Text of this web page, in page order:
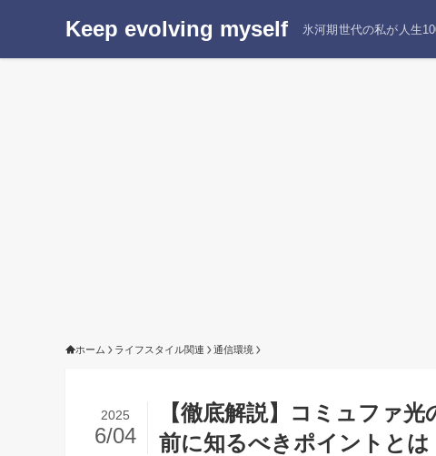
Keep evolving myself 氷河期世代の私が人生
ホーム ライフスタイル関連 通信環境
【徹底解説】コミュファ
前に知るべきポイントとは
2025
6/04